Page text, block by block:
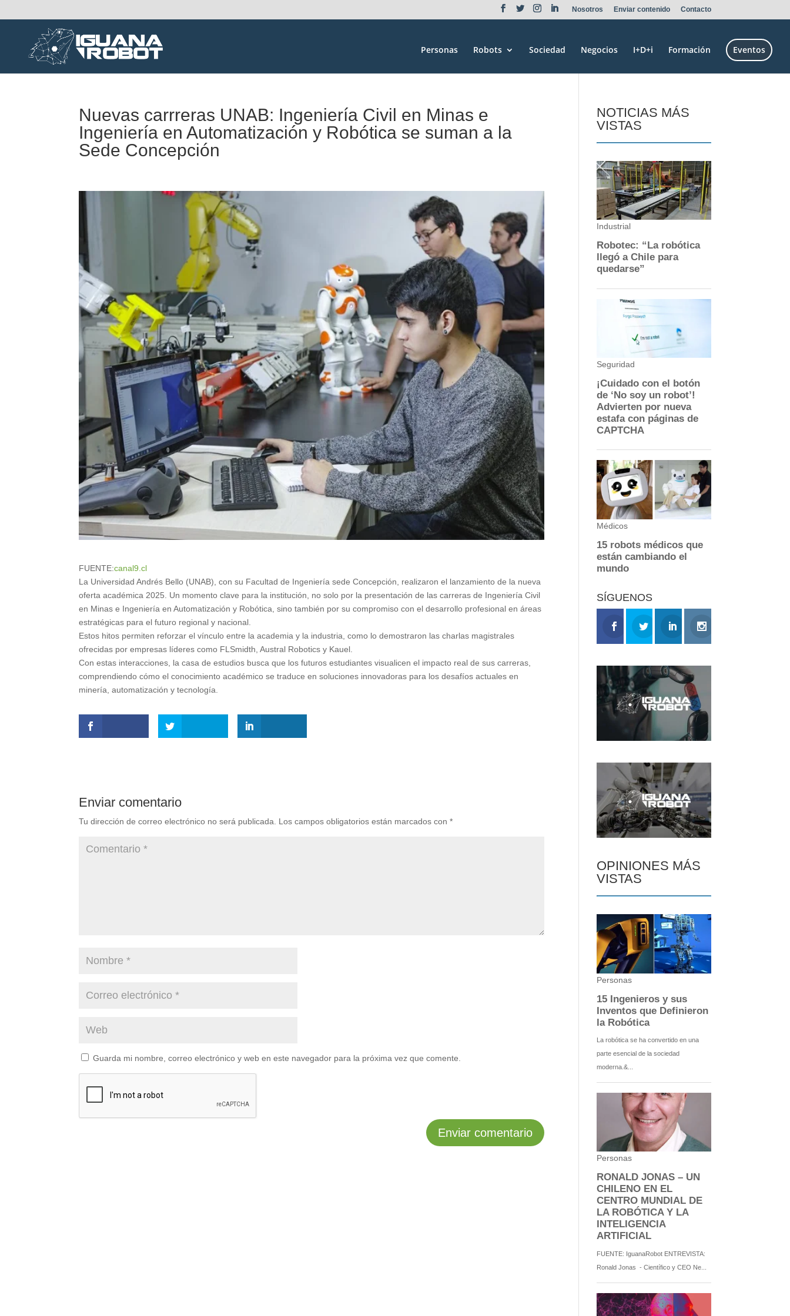
Nosotros Enviar contenido Contacto
Personas Robots Sociedad Negocios I+D+i Formación Eventos
Nuevas carrreras UNAB: Ingeniería Civil en Minas e
Ingeniería en Automatización y Robótica se suman a la
Sede Concepción
FUENTE:canal9.cl
La Universidad Andrés Bello (UNAB), con su Facultad de Ingeniería sede Concepción, realizaron el lanzamiento de la nueva
oferta académica 2025. Un momento clave para la institución, no solo por la presentación de las carreras de Ingeniería Civil
en Minas e Ingeniería en Automatización y Robótica, sino también por su compromiso con el desarrollo profesional en áreas
estratégicas para el futuro regional y nacional.
Estos hitos permiten reforzar el vínculo entre la academia y la industria, como lo demostraron las charlas magistrales
ofrecidas por empresas líderes como FLSmidth, Austral Robotics y Kauel.
Con estas interacciones, la casa de estudios busca que los futuros estudiantes visualicen el impacto real de sus carreras,
comprendiendo cómo el conocimiento académico se traduce en soluciones innovadoras para los desafíos actuales en
minería, automatización y tecnología.
Enviar comentario
Tu dirección de correo electrónico no será publicada. Los campos obligatorios están marcados con*
Guarda mi nombre, correo electrónico y web en este navegador para la próxima vez que comente.
NOTICIAS MÁS
VISTAS
SÍGUENOS
OPINIONES MÁS
VISTAS